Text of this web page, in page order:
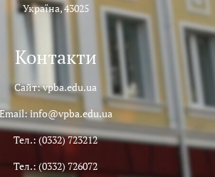
Україна, 43025
Контакти
Сайт: vpba.edu.ua
info@vpba.edu.ua
Тел.: (0332) 723212
Тел.: (0332) 726072